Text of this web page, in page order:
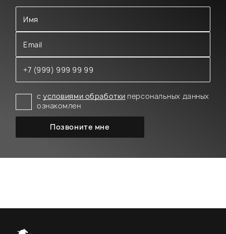
сусловиями обработки персональных данных
ознакомлен